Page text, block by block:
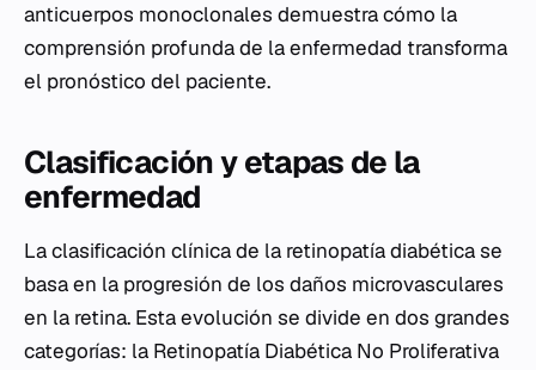
anticuerpos monoclonales demuestra cómo la
comprensión profunda de la enfermedad transforma
el pronóstico del paciente.
Clasificación y etapas de la
enfermedad
La clasificación clínica de la retinopatía diabética se
basa en la progresión de los daños microvasculares
en la retina. Esta evolución se divide en dos grandes
categorías: la Retinopatía Diabética No Proliferativa